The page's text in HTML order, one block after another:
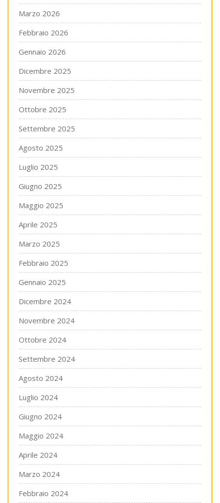
Marzo 2026
Febbraio 2026
Gennaio 2026
Dicembre 2025
Novembre 2025
Ottobre 2025
Settembre 2025
Agosto 2025
Luglio 2025
Giugno 2025
Maggio 2025
Aprile 2025
Marzo 2025
Febbraio 2025
Gennaio 2025
Dicembre 2024
Novembre 2024
Ottobre 2024
Settembre 2024
Agosto 2024
Luglio 2024
Giugno 2024
Maggio 2024
Aprile 2024
Marzo 2024
Febbraio 2024